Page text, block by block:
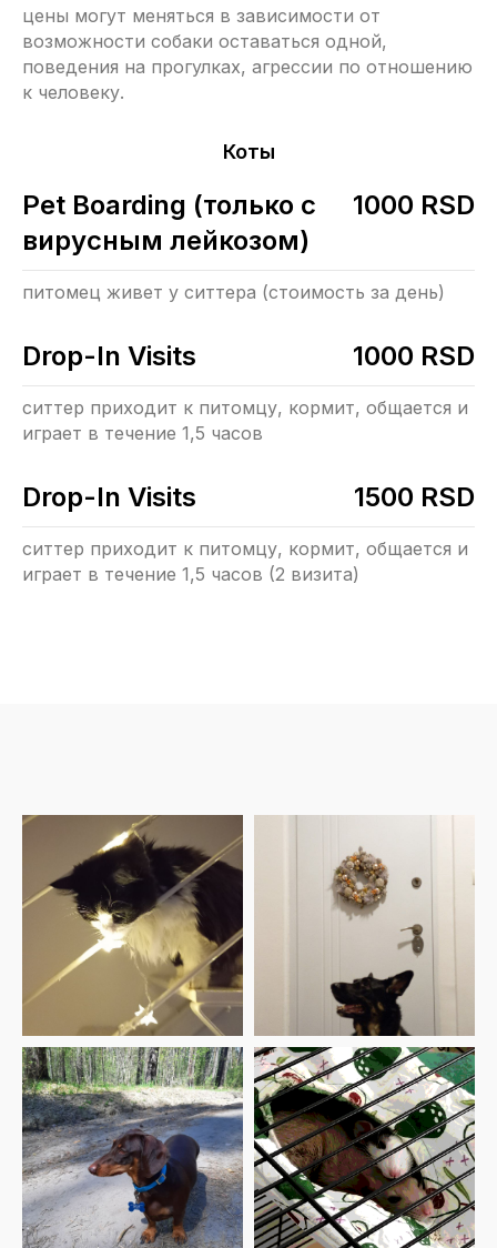
цены могут меняться в зависимости от
возможности собаки оставаться одной,
поведения на прогулках, агрессии по отношению
к человеку.
Коты
Pet Boarding (только с
вирусным лейкозом)
1000 RSD
питомец живет у ситтера (стоимость за день)
Drop-In Visits 1000 RSD
ситтер приходит к питомцу, кормит, общается и
играет в течение 1,5 часов
Drop-In Visits 1500 RSD
ситтер приходит к питомцу, кормит, общается и
играет в течение 1,5 часов (2 визита)